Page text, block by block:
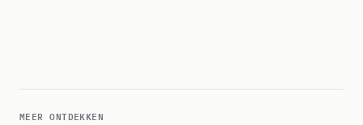
MEER ONTDEKKEN